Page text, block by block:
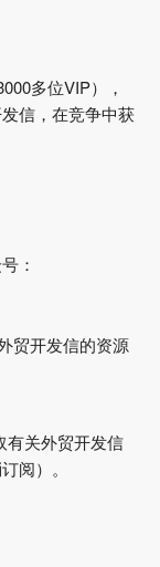
多位VIP），
信，在竞争中获
：
贸开发信的资源
有关外贸开发信
阅）。